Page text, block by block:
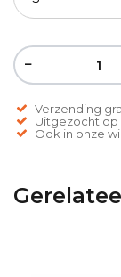
−
Verzending
Uitgezocht op
Ook in onze